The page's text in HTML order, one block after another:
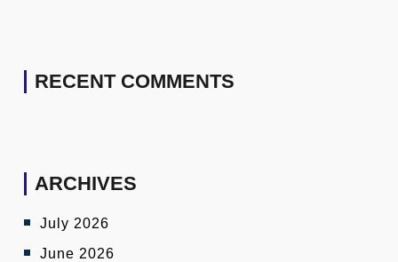
RECENT COMMENTS
ARCHIVES
July 2026
June 2026